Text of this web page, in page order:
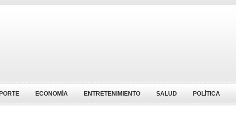
ECONOMÍA ENTRETENIMIENTO SALUD POLÍTICA